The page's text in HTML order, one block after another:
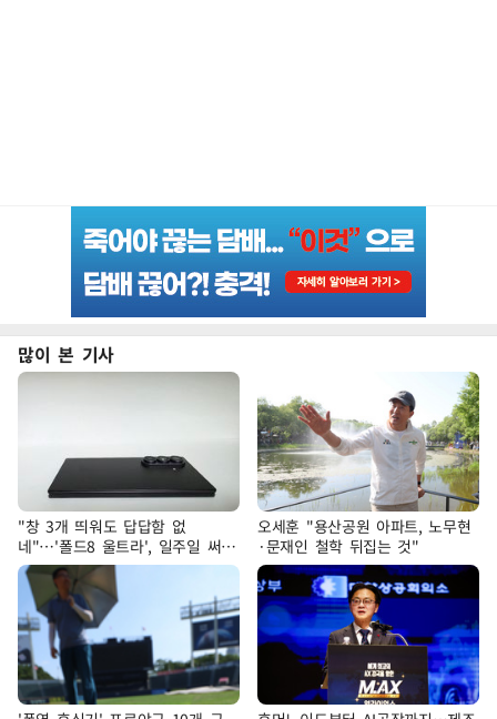
많이 본 기사
"창 3개 띄워도 답답함 없
네"…'폴드8 울트라', 일주일 써보
니
오세훈 "용산공원 아파트, 노무현
·문재인 철학 뒤집는 것"